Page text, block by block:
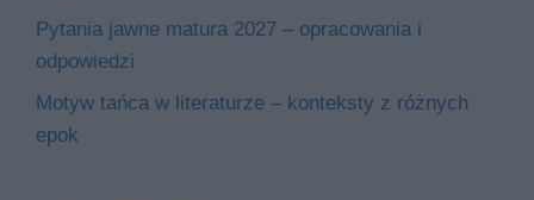
Pytania jawne matura 2027 – opracowania i
odpowiedzi
Motyw tańca w literaturze – konteksty z różnych
epok